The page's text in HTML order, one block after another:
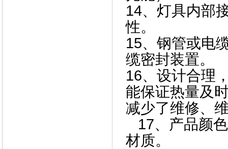
14、灯具内部
性。
15、钢管或电
缆密封装置。
16、设计合理
能保证热量及
减少了维修、
17、产品颜
材质。